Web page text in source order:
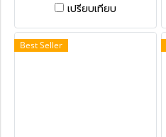
15 Pieces
เปรียบเทียบ
Best Seller